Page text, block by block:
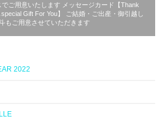
ご用意いたします メッセージカード【Thank
Gift For You】 ご結婚・ご出産・御引越し
もご用意させていただきます
2022